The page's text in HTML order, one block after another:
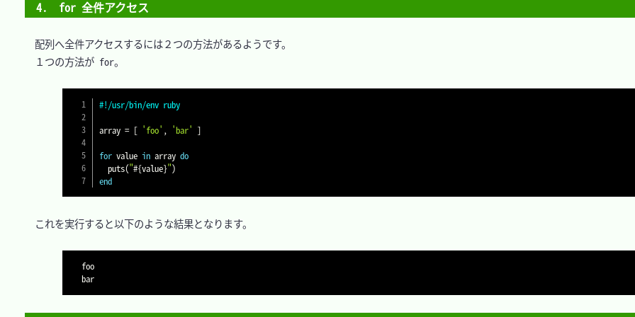
4.　for 全件アクセス
配列へ全件アクセスするには２つの方法があるようです。
１つの方法が for。
#!/usr/bin/env ruby
array = [ 'foo' , 'bar' ]
for value in array do
  puts
("#{value}")
end
これを実行すると以下のような結果となります。
foo